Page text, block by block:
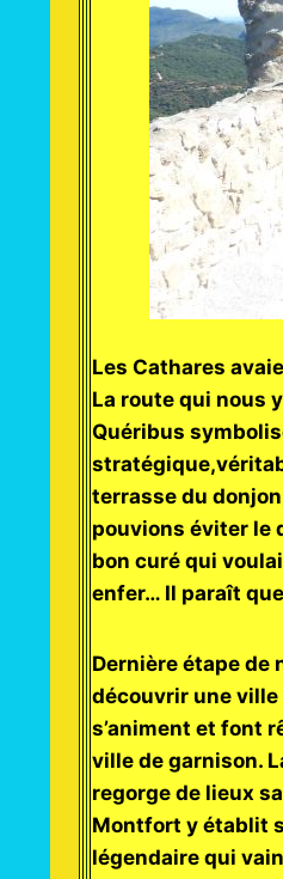
Les Cathares
La route qui nous
Quéribus
terrasse du
pouvions éviter le
bon curé qui
enfer… Il paraît
Dernière étape de
découvrir une ville
s’animent et font
ville de garnison.
regorge de lieux
Montfort y établit
légendaire qui